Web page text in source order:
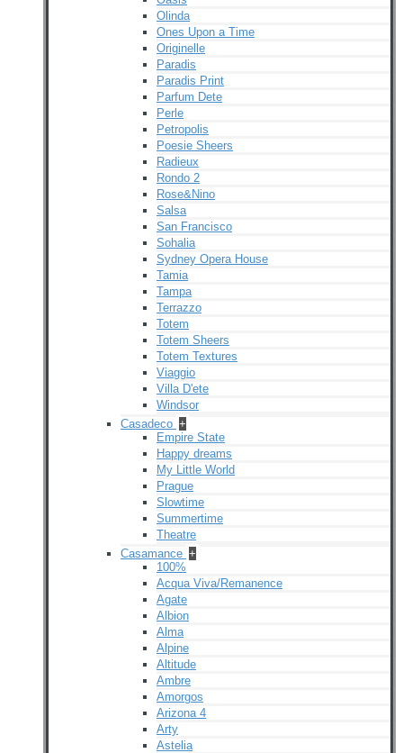
Olinda
Ones Upon a Time
Originelle
Paradis
Paradis Print
Parfum Dete
Perle
Petropolis
Poesie Sheers
Radieux
Rondo 2
Rose&Nino
Salsa
San Francisco
Sohalia
Sydney Opera House
Tamia
Tampa
Terrazzo
Totem
Totem Sheers
Totem Textures
Viaggio
Villa D'ete
Windsor
Casadeco +
Empire State
Happy dreams
My Little World
Prague
Slowtime
Summertime
Theatre
Casamance +
100%
Acqua Viva/Remanence
Agate
Albion
Alma
Alpine
Altitude
Ambre
Amorgos
Arizona 4
Arty
Astelia